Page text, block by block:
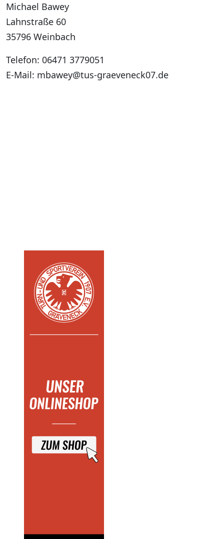
Michael Bawey
Lahnstraße 60
35796 Weinbach
Telefon: 06471 3779051
E-Mail: mbawey@tus-graeveneck07.de